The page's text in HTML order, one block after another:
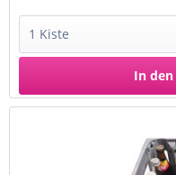
In den